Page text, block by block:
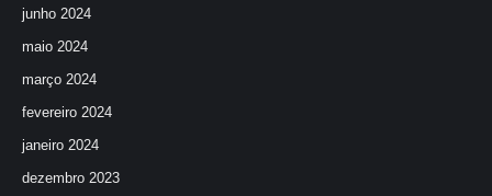
junho 2024
maio 2024
março 2024
fevereiro 2024
janeiro 2024
dezembro 2023